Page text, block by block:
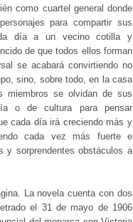
como cuartel general donde
para compartir sus
día a un vecino cotilla y
de que todos ellos forman
se acabará convirtiendo no
sino, sobre todo, en la casa
miembros se olvidan de sus
o de cultura para pensar
cada día irá creciendo más y
cada vez más fuerte e
y sorprendentes obstáculos a
La novela cuenta con dos
el 31 de mayo de 1906